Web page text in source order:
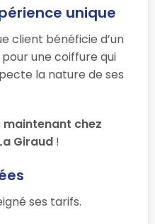
unique
client bénéficie d’un
pour une coiffure qui
la nature de ses
maintenant chez
Giraud !
ses tarifs.